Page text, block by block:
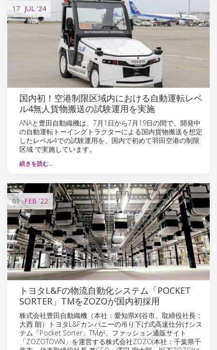
17 JUL '24
国内初！空港制限区域内における自動運転レベ
ル4無人貨物搬送の試験運用を実施
ANAと豊田自動織機は、7月1日から7月19日の間で、開発中
の自動運転トーイングトラクターによる国内貨物搬送を想定
したレベル4での試験運用を、国内で初めて羽田空港の制限
区域 で実施しています。
続きを読む…
01 FEB '22
トヨタL&Fの物流自動化システム「POCKET
SORTER」TMをZOZOが国内初採用
株式会社豊田自動織機（本社：愛知県刈谷市、取締役社長：
大西 朗）トヨタL&Fカンパニーの吊り下げ式高速仕分けシス
テム「Pocket Sorter」TMが、ファッション通販サイト
「ZOZOTOWN」を運営する株式会社ZOZO(本社：千葉県千